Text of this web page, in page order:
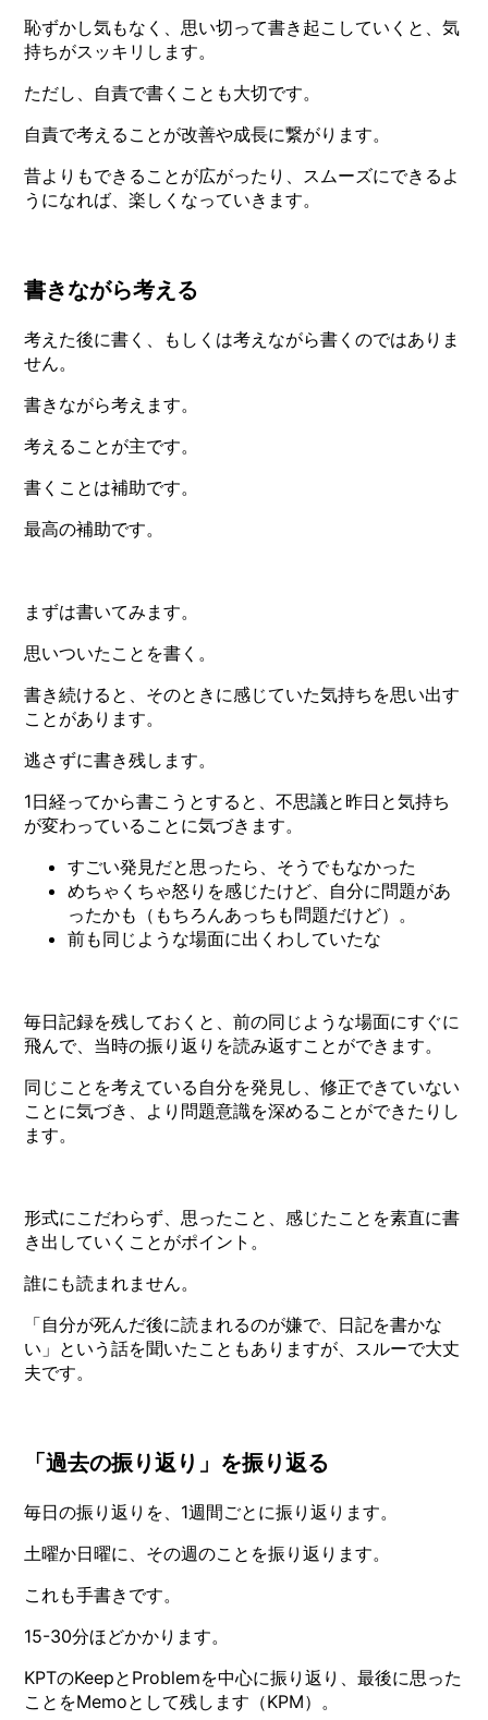
恥ずかし気もなく、思い切って書き起こしていくと、気
持ちがスッキリします。
ただし、自責で書くことも大切です。
自責で考えることが改善や成長に繋がります。
昔よりもできることが広がったり、スムーズにできるよ
うになれば、楽しくなっていきます。
書きながら考える
考えた後に書く、もしくは考えながら書くのではありま
せん。
書きながら考えます。
考えることが主です。
書くことは補助です。
最高の補助です。
まずは書いてみます。
思いついたことを書く。
書き続けると、そのときに感じていた気持ちを思い出す
ことがあります。
逃さずに書き残します。
1日経ってから書こうとすると、不思議と昨日と気持ち
が変わっていることに気づきます。
すごい発見だと思ったら、そうでもなかった
めちゃくちゃ怒りを感じたけど、自分に問題があ
ったかも（もちろんあっちも問題だけど）。
前も同じような場面に出くわしていたな
毎日記録を残しておくと、前の同じような場面にすぐに
飛んで、当時の振り返りを読み返すことができます。
同じことを考えている自分を発見し、修正できていない
ことに気づき、より問題意識を深めることができたりし
ます。
形式にこだわらず、思ったこと、感じたことを素直に書
き出していくことがポイント。
誰にも読まれません。
「自分が死んだ後に読まれるのが嫌で、日記を書かな
い」という話を聞いたこともありますが、スルーで大丈
夫です。
「過去の振り返り」を振り返る
毎日の振り返りを、1週間ごとに振り返ります。
土曜か日曜に、その週のことを振り返ります。
これも手書きです。
15-30分ほどかかります。
KPTのKeepとProblemを中心に振り返り、最後に思った
ことをMemoとして残します（KPM）。